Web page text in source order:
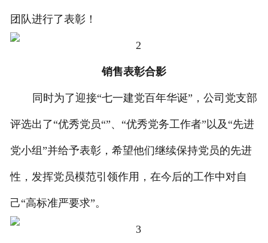
团队进行了表彰！
销售表彰合影
同时为了迎接“七一建党百年华诞”，公司党支部
评选出了“优秀党员“”、“优秀党务工作者”以及“先进
党小组”并给予表彰，希望他们继续保持党员的先进
性，发挥党员模范引领作用，在今后的工作中对自
己“高标准严要求”。